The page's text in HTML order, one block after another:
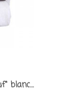
Cape de bain en coton bio "Plouf" blanche -...